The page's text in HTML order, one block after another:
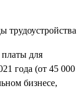
для
года (от 45 000
бизнесе,